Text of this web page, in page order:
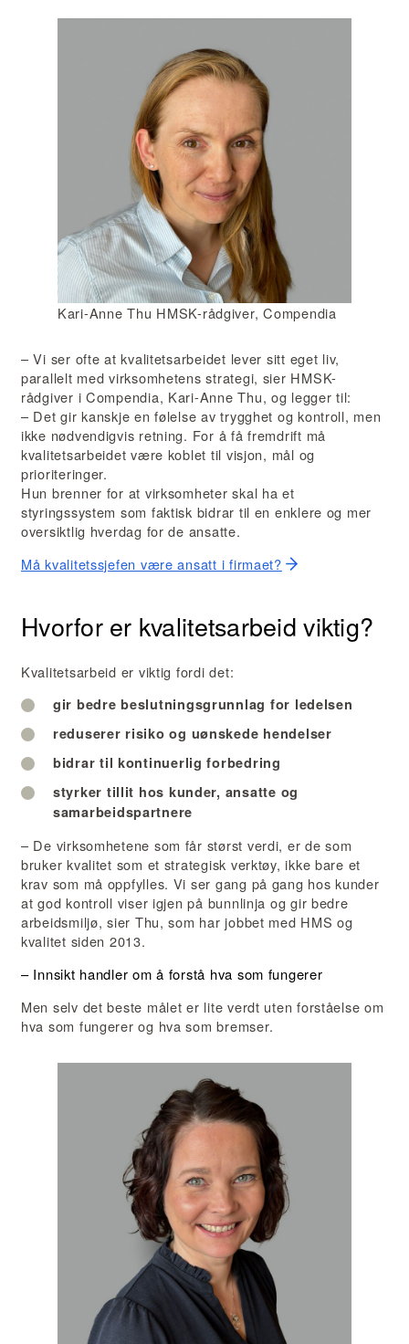
Kari-Anne Thu HMSK-rådgiver, Compendia
– Vi ser ofte at kvalitetsarbeidet lever sitt eget liv,
parallelt med virksomhetens strategi, sier HMSK-
rådgiver i Compendia, Kari-Anne Thu, og legger til:
– Det gir kanskje en følelse av trygghet og kontroll, men
ikke nødvendigvis retning. For å få fremdrift må
kvalitetsarbeidet være koblet til visjon, mål og
prioriteringer.
Hun brenner for at virksomheter skal ha et
styringssystem som faktisk bidrar til en enklere og mer
oversiktlig hverdag for de ansatte.
Må kvalitetssjefen være ansatt i firmaet?
Hvorfor er kvalitetsarbeid viktig?
Kvalitetsarbeid er viktig fordi det:
gir bedre beslutningsgrunnlag for ledelsen
reduserer risiko og uønskede hendelser
bidrar til kontinuerlig forbedring
styrker tillit hos kunder, ansatte og
samarbeidspartnere
– De virksomhetene som får størst verdi, er de som
bruker kvalitet som et strategisk verktøy, ikke bare et
krav som må oppfylles. Vi ser gang på gang hos kunder
at god kontroll viser igjen på bunnlinja og gir bedre
arbeidsmiljø, sier Thu, som har jobbet med HMS og
kvalitet siden 2013.
– Innsikt handler om å forstå hva som fungerer
Men selv det beste målet er lite verdt uten forståelse om
hva som fungerer og hva som bremser.